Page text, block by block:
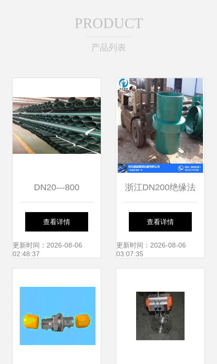
PRODUCT
产品列表
DN20---800
查看详情
更新时间：2026-08-06
02:48:37
浙江DN200绝缘法
兰 源益管道以品质
定义行业标杆
查看详情
更新时间：2026-08-06
03:07:35